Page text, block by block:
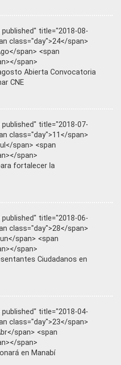
title="2018-08-
class="day">24</span>
span> <span
span>
Abierta Convocatoria
CNE
title="2018-07-
class="day">11</span>
span> <span
span>
fortalecer la
title="2018-06-
class="day">28</span>
span> <span
span>
Ciudadanos en
title="2018-04-
class="day">23</span>
span> <span
span>
en Manabí